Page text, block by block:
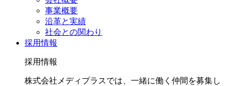
事業概要
沿革と実績
社会との関わり
採用情報
採用情報
株式会社メディプラスでは、一緒に働く仲間を募集し